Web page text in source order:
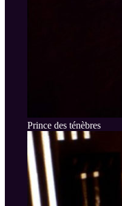
Prince des ténèbres